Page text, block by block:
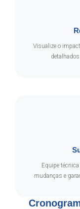
Visualize o
Equipe
mudanças e